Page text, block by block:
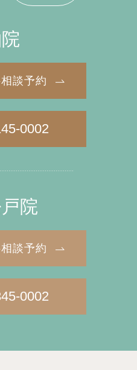
談予約
0002
院
談予約
0002